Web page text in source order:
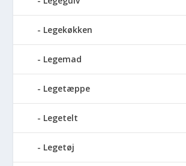
Legekøkken
Legemad
Legetæppe
Legetelt
Legetøj